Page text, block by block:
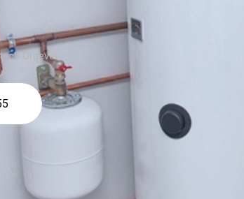
Orgeval